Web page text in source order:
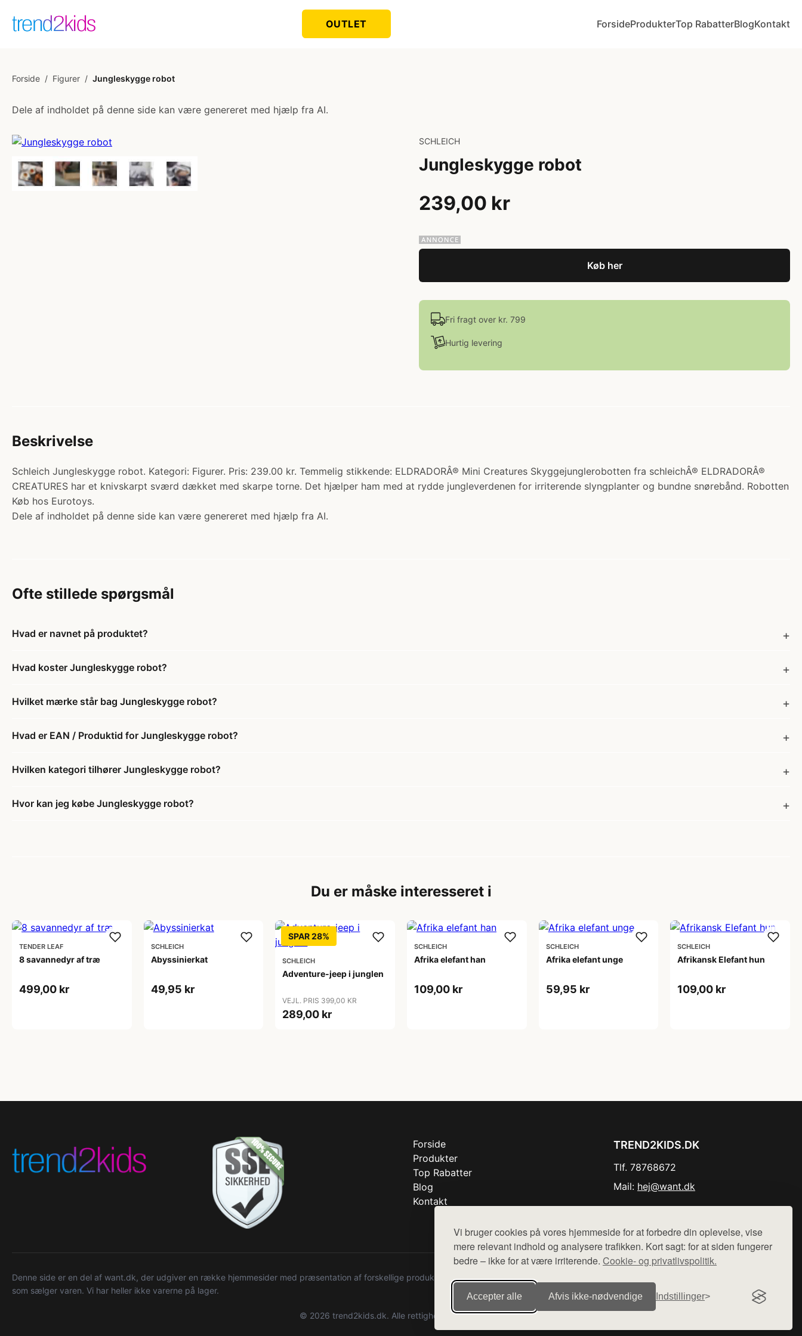
Vi bruger cookies på vores hjemmeside for at forbedre din oplevelse, vise
mere relevant indhold og analysere trafikken. Kort sagt: for at siden fungerer
bedre – ikke for at være irriterende. Cookie- og privatlivspolitik.
Accepter alle Afvis ikke‑nødvendige Indstillinger
OUTLET ForsideProdukterTop RabatterBlogKontakt
Forside / Figurer / Jungleskygge robot
Dele af indholdet på denne side kan være genereret med hjælp fra AI.
SCHLEICH
Jungleskygge robot
239,00 kr
Køb her
Fri fragt over kr. 799
Hurtig levering
Beskrivelse
Schleich Jungleskygge robot. Kategori: Figurer. Pris: 239.00 kr. Temmelig stikkende: ELDRADORÂ® Mini Creatures Skyggejunglerobotten fra schleichÂ® ELDRADORÂ®
CREATURES har et knivskarpt sværd dækket med skarpe torne. Det hjælper ham med at rydde jungleverdenen for irriterende slyngplanter og bundne snørebånd. Robotten
Køb hos Eurotoys.
Dele af indholdet på denne side kan være genereret med hjælp fra AI.
Ofte stillede spørgsmål
Hvad er navnet på produktet?
Hvad koster Jungleskygge robot?
Hvilket mærke står bag Jungleskygge robot?
Hvad er EAN / Produktid for Jungleskygge robot?
Hvilken kategori tilhører Jungleskygge robot?
Hvor kan jeg købe Jungleskygge robot?
Du er måske interesseret i
TENDER LEAF
8 savannedyr af træ
499,00 kr
SCHLEICH
Abyssinierkat
49,95 kr
SPAR 28%
SCHLEICH
Adventure-jeep i junglen
VEJL. PRIS 399,00 KR
289,00 kr
SCHLEICH
Afrika elefant han
109,00 kr
SCHLEICH
Afrika elefant unge
59,95 kr
SCHLEICH
Afrikansk Elefant hun
109,00 kr
Forside
Produkter
Top Rabatter
Blog
Kontakt
TREND2KIDS.DK
Tlf. 78768672
Mail: hej@want.dk
Denne side er en del af want.dk, der udgiver en række hjemmesider med præsentation af forskellige produkter fra diverse webshops. Der sælges ikke varer fra denne side - vi henviser til de shops,
som sælger varen. Vi har heller ikke varerne på lager.
© 2026 trend2kids.dk. Alle rettigheder forbeholdes.